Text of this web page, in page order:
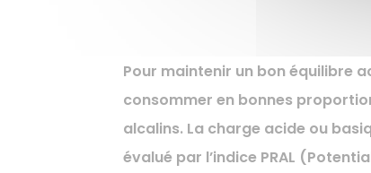
Pour maintenir un bon équilibre
consommer en bonnes
alcalins. La charge acide ou
évalué par l’indice PRAL